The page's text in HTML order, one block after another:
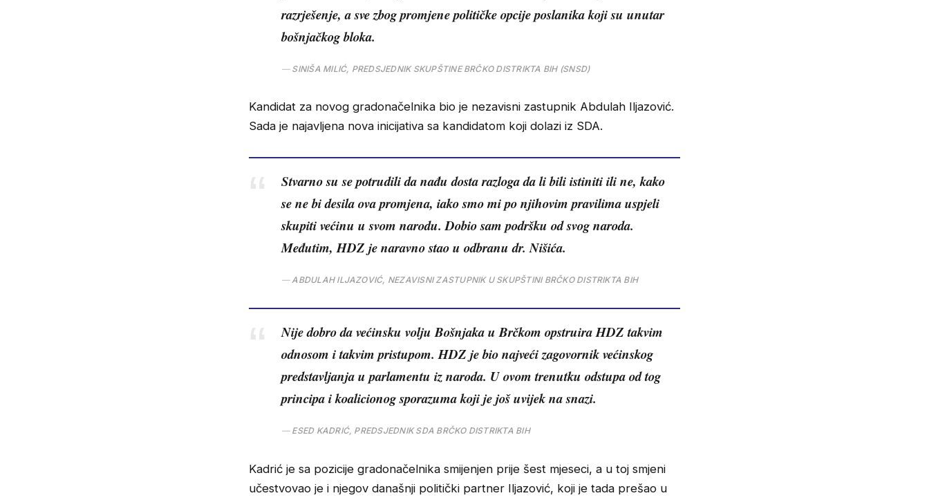
razrješenje, a sve zbog promjene političke opcije poslanika koji su unutar
bošnjačkog bloka.
SINIŠA MILIĆ, PREDSJEDNIK SKUPŠTINE BRČKO DISTRIKTA BIH (SNSD)
Kandidat za novog gradonačelnika bio je nezavisni zastupnik Abdulah Iljazović.
Sada je najavljena nova inicijativa sa kandidatom koji dolazi iz SDA.
Stvarno su se potrudili da nađu dosta razloga da li bili istiniti ili ne, kako
se ne bi desila ova promjena, iako smo mi po njihovim pravilima uspjeli
skupiti većinu u svom narodu. Dobio sam podršku od svog naroda.
Međutim, HDZ je naravno stao u odbranu dr. Nišića.
ABDULAH ILJAZOVIĆ, NEZAVISNI ZASTUPNIK U SKUPŠTINI BRČKO DISTRIKTA BIH
Nije dobro da većinsku volju Bošnjaka u Brčkom opstruira HDZ takvim
odnosom i takvim pristupom. HDZ je bio najveći zagovornik većinskog
predstavljanja u parlamentu iz naroda. U ovom trenutku odstupa od tog
principa i koalicionog sporazuma koji je još uvijek na snazi.
ESED KADRIĆ, PREDSJEDNIK SDA BRČKO DISTRIKTA BIH
Kadrić je sa pozicije gradonačelnika smijenjen prije šest mjeseci, a u toj smjeni
učestvovao je i njegov današnji politički partner Iljazović, koji je tada prešao u